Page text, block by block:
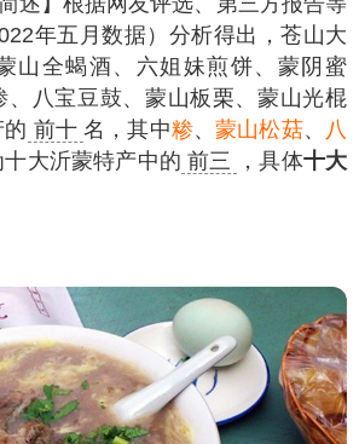
年五月数据）分析得出，苍山大
山全蝎酒、六姐妹煎饼、蒙阴蜜
、八宝豆鼓、蒙山板栗、蒙山光棍
前十 名，其中糁、蒙山松菇、 八
大沂蒙特产中的 前三 ，具体十大